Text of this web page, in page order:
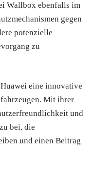
Wallbox ebenfalls im
gegen
potenzielle
zu
eine innovative
Mit ihrer
und
bei, die
und einen Beitrag